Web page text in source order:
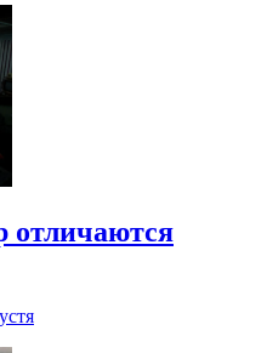
отличаются